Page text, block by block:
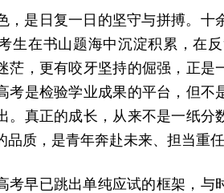
，是日复一日的坚守与拼搏。十
生在书山题海中沉淀积累，在
茫，更有咬牙坚持的倔强，正
考是检验学业成果的平台，但
。真正的成长，从来不是一纸
品质，是青年奔赴未来、担当重任
考早已跳出单纯应试的框架，